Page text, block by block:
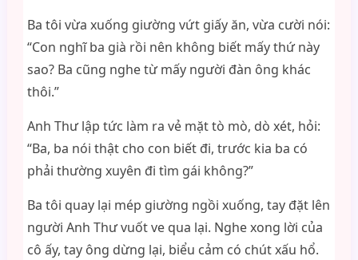
Ba tôi vừa xuống giường vứt giấy ăn, vừa cười nói:
“Con nghĩ ba già rồi nên không biết mấy thứ này
sao? Ba cũng nghe từ mấy người đàn ông khác
thôi.”
Anh Thư lập tức làm ra vẻ mặt tò mò, dò xét, hỏi:
“Ba, ba nói thật cho con biết đi, trước kia ba có
phải thường xuyên đi tìm gái không?”
Ba tôi quay lại mép giường ngồi xuống, tay đặt lên
người Anh Thư vuốt ve qua lại. Nghe xong lời của
cô ấy, tay ông dừng lại, biểu cảm có chút xấu hổ.